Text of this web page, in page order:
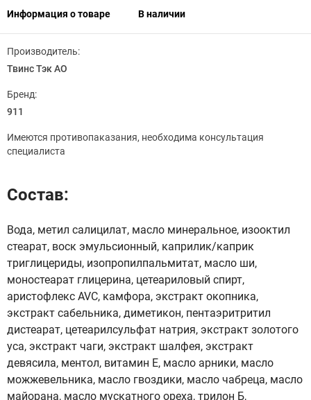
Информация о товаре В наличии
Производитель:
Твинс Тэк АО
Бренд:
911
Имеются противопаказания, необходима консультация
специалиста
Состав:
Вода, метил салицилат, масло минеральное, изооктил
стеарат, воск эмульсионный, каприлик/каприк
триглицериды, изопропилпальмитат, масло ши,
моностеарат глицерина, цетеариловый спирт,
аристофлекс AVC, камфора, экстракт окопника,
экстракт сабельника, диметикон, пентаэритритил
дистеарат, цетеарилсульфат натрия, экстракт золотого
уса, экстракт чаги, экстракт шалфея, экстракт
девясила, ментол, витамин Е, масло арники, масло
можжевельника, масло гвоздики, масло чабреца, масло
майорана, масло мускатного ореха, трилон Б,